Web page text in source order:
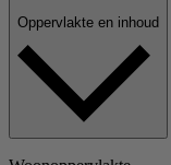
Oppervlakte en inhoud